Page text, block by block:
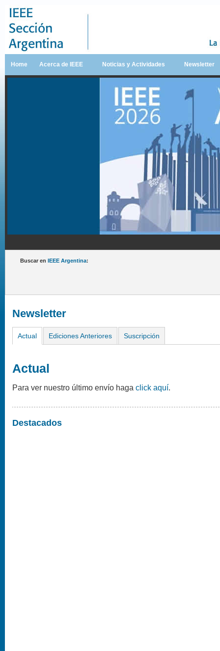
Home Acerca de IEEE Noticias y Actividades Newsletter
Buscar en IEEE Argentina:
Newsletter
Actual Ediciones Anteriores Suscripción
Actual
Para ver nuestro último envío haga click aquí.
Destacados